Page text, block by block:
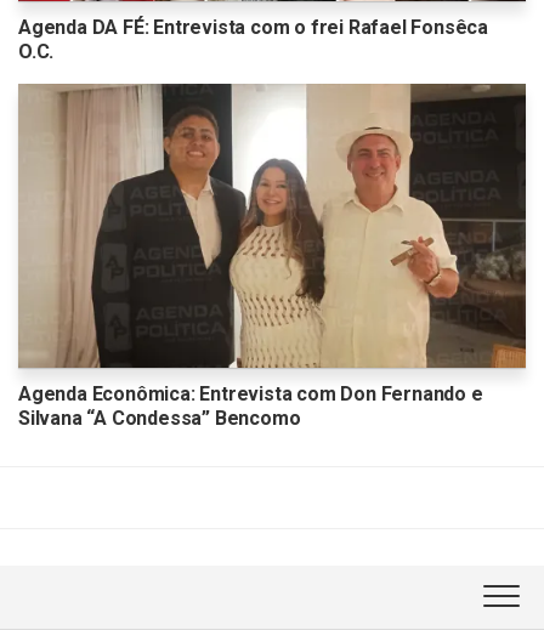
Agenda DA FÉ: Entrevista com o frei Rafael Fonsêca
O.C.
Agenda Econômica: Entrevista com Don Fernando e
Silvana “A Condessa” Bencomo